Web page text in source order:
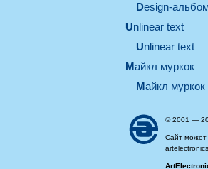
design-
unlinear text
Unlinear text
майкл муркок
майкл муркок
© 2001 —
Сайт может